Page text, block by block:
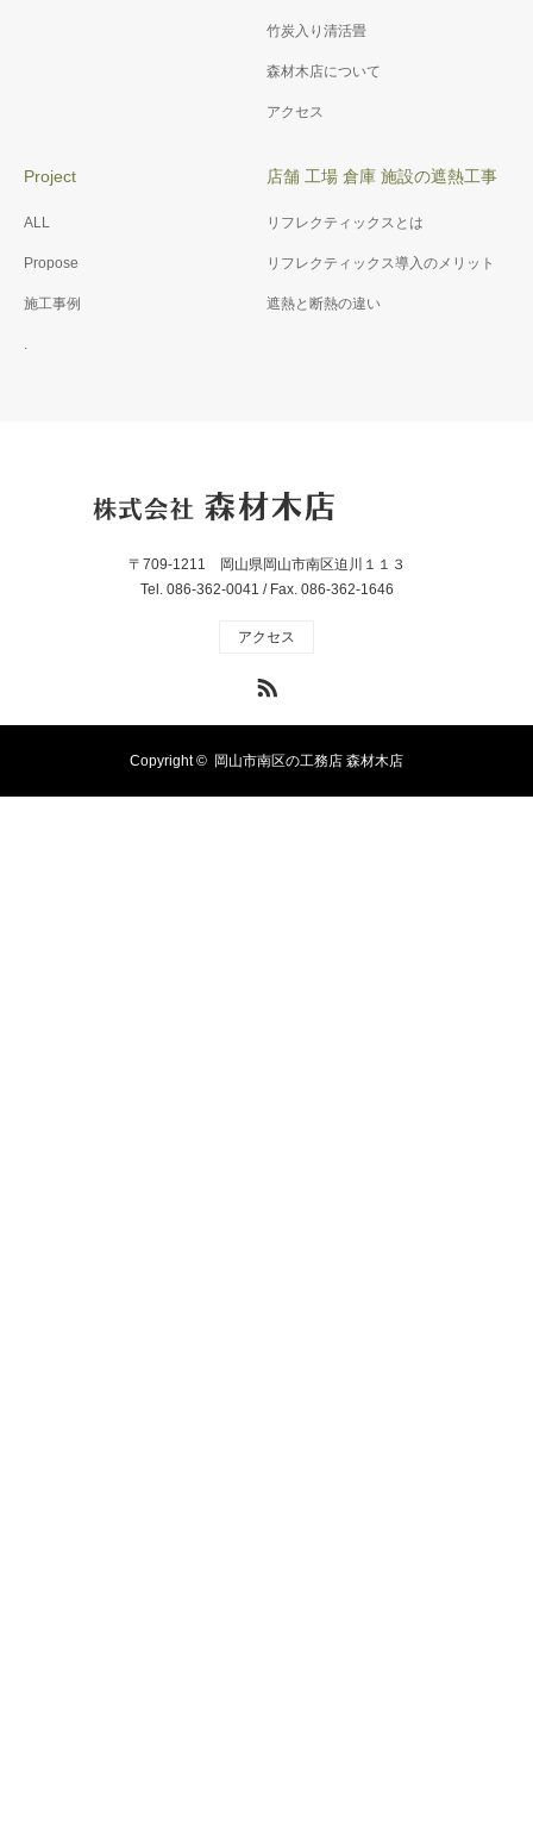
竹炭入り清活畳
森材木店について
アクセス
Project
ALL
Propose
施工事例
.
店舗 工場 倉庫 施設の遮熱工事
リフレクティックスとは
リフレクティックス導入のメリット
遮熱と断熱の違い
〒709-1211 岡山県岡山市南区迫川１１３
Tel. 086-362-0041 / Fax. 086-362-1646
アクセス
Copyright © 岡山市南区の工務店 森材木店